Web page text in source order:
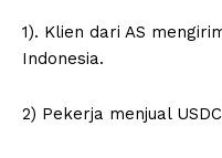
1). Klien dari AS
Indonesia.
2) Pekerja menjual